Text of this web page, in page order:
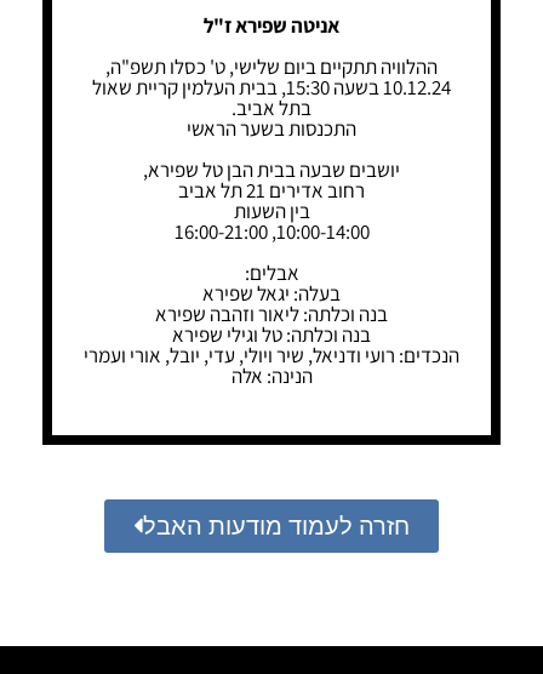
אניטה שפירא ז"ל
ההלוויה תתקיים ביום שלישי, ט' כסלו תשפ"ה,
10.12.24 בשעה 15:30, בבית העלמין קריית שאול
בתל אביב.
התכנסות בשער הראשי
יושבים שבעה בבית הבן טל שפירא,
רחוב אדירים 21 תל אביב
בין השעות
10:00-14:00, 16:00-21:00
אבלים:
בעלה: יגאל שפירא
בנה וכלתה: ליאור וזהבה שפירא
בנה וכלתה: טל וגילי שפירא
הנכדים: רועי ודניאל, שיר ויולי, עדי, יובל, אורי ועמרי
הנינה: אלה
חזרה לעמוד מודעות האבל